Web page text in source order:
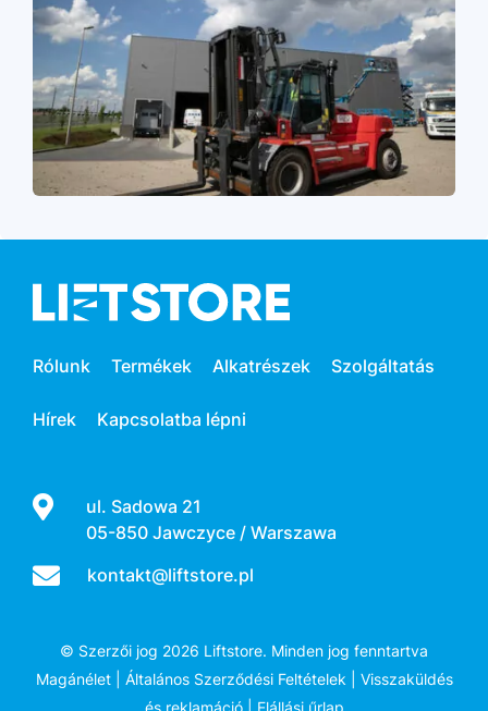
Rólunk Termékek Alkatrészek Szolgáltatás
Hírek Kapcsolatba lépni
ul. Sadowa 21
05-850 Jawczyce / Warszawa
kontakt@liftstore.pl
© Szerzői jog 2026 Liftstore. Minden jog fenntartva
Magánélet| Általános Szerződési Feltételek
Visszaküldés
és reklamáció| Elállási űrlap